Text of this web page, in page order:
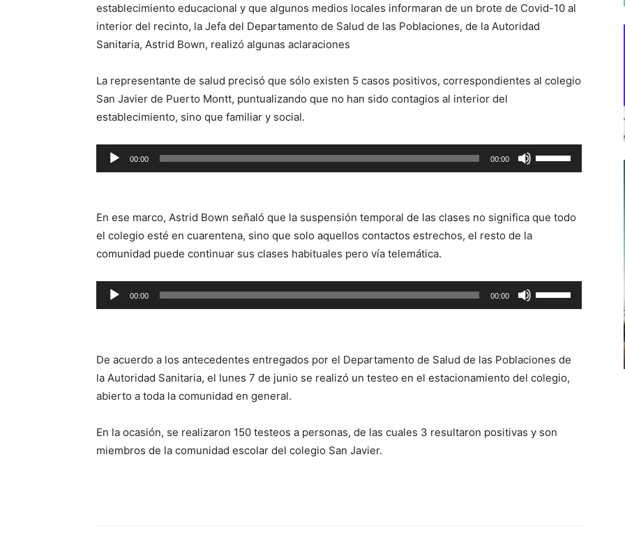
establecimiento educacional y que algunos medios locales informaran de un brote de Covid-10 al
interior del recinto, la Jefa del Departamento de Salud de las Poblaciones, de la Autoridad
Sanitaria, Astrid Bown, realizó algunas aclaraciones
La representante de salud precisó que sólo existen 5 casos positivos, correspondientes al colegio
San Javier de Puerto Montt, puntualizando que no han sido contagios al interior del
establecimiento, sino que familiar y social.
Reproductor
de
00:00 00:00
las
flecha
aumentar
o
En ese marco, Astrid Bown señaló que la suspensión temporal de las clases no significa que todo
el colegio esté en cuarentena, sino que solo aquellos contactos estrechos, el resto de la
comunidad puede continuar sus clases habituales pero vía telemática.
Reproductor
de
00:00 00:00
las
flecha
arriba/abajo
o
De acuerdo a los antecedentes entregados por el Departamento de Salud de las Poblaciones de
la Autoridad Sanitaria, el lunes 7 de junio se realizó un testeo en el estacionamiento del colegio,
abierto a toda la comunidad en general.
En la ocasión, se realizaron 150 testeos a personas, de las cuales 3 resultaron positivas y son
miembros de la comunidad escolar del colegio San Javier.